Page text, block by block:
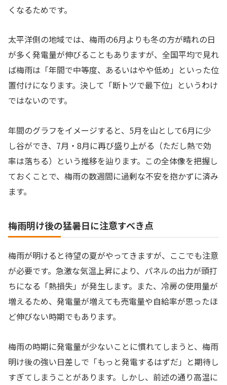
くなるためです。
太平洋側の地域では、梅雨の6月よりも冬の方が晴れの日
が多く発電量が伸びることもありますが、全国平均で見れ
ば梅雨は「年間で中等度、あるいはやや低め」といった位
置付けになります。決して「断トツで最下位」というわけ
ではないのです。
年間のグラフをイメージすると、5月を山として6月に少
し谷ができ、7月・8月に再び盛り上がる（ただし熱で効
率は落ちる）という推移を辿ります。この全体像を把握し
ておくことで、梅雨の数週間に過剰な不安を抱かずに済み
ます。
梅雨明け後の猛暑日に注意すべき点
梅雨が明けると待望の夏がやってきますが、ここでも注意
が必要です。急激な気温上昇により、パネルの出力が頭打
ちになる「熱損失」が発生します。また、冷房の使用量が
増えるため、発電量が増えても売電量や自給率が思ったほ
ど伸びない時期でもあります。
梅雨の時期に発電量が少ないことに慣れてしまうと、梅雨
明け後の強い日差しで「もっと発電するはずだ」と期待し
すぎてしまうことがあります。しかし、前述の通り高温に